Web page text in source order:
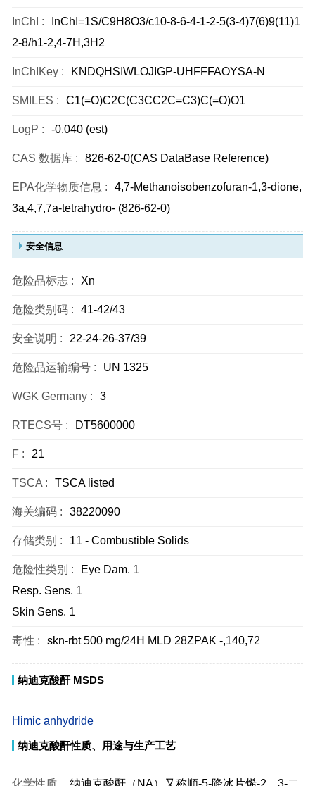
InChI :
InChI=1S/C9H8O3/c10-8-6-4-1-2-5(3-4)7(6)9(11)1
2-8/h1-2,4-7H,3H2
InChIKey : KNDQHSIWLOJIGP-UHFFFAOYSA-N
SMILES : C1(=O)C2C(C3CC2C=C3)C(=O)O1
LogP : -0.040 (est)
CAS 数据库 : 826-62-0(CAS DataBase Reference)
EPA化学物质信息 :
4,7-Methanoisobenzofuran-1,3-dione,
3a,4,7,7a-tetrahydro- (826-62-0)
安全信息
危险品标志 : Xn
危险类别码 : 41-42/43
安全说明 : 22-24-26-37/39
危险品运输编号 : UN 1325
WGK Germany : 3
RTECS号 : DT5600000
F : 21
TSCA : TSCA listed
海关编码 : 38220090
存储类别 : 11 - Combustible Solids
危险性类别 :
Eye Dam. 1
Resp. Sens. 1
Skin Sens. 1
毒性 : skn-rbt 500 mg/24H MLD 28ZPAK -,140,72
纳迪克酸酐 MSDS
Himic anhydride
纳迪克酸酐性质、用途与生产工艺
化学性质 纳迪克酸酐（NA）又称顺-5-降冰片烯-2，3-二